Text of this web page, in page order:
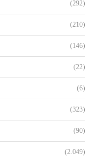
(292)
(210)
(146)
(22)
(6)
(323)
(90)
(2.049)